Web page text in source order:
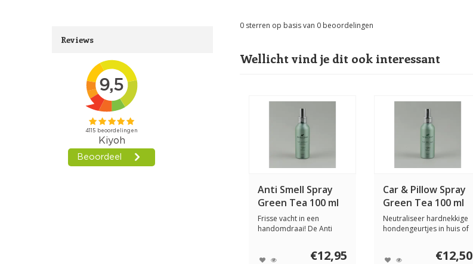
Reviews
0 sterren op basis van 0 beoordelingen
Wellicht vind je dit ook interessant
Anti Smell Spray
Green Tea 100 ml
Frisse vacht in een
handomdraai! De Anti
€12,95
Car & Pillow Spray
Green Tea 100 ml
Neutraliseer hardnekkige
hondengeurtjes in huis of
€12,50